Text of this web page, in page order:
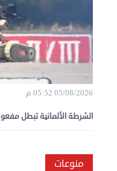
05/08/2026 05:52 م
الشرطة الألمانية تبطل
منوعات